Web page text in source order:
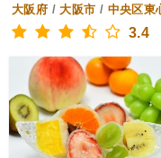
大阪府 /大阪市 / 中央区東
3.4